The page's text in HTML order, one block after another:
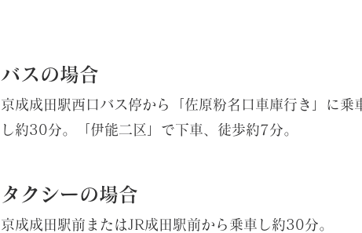
バスの場合
京成成田駅西口バス停から「佐原粉名口車庫行き」に乗
し約30分。「伊能二区」で下車、徒歩約7分。
タクシーの場合
京成成田駅前またはJR成田駅前から 乗車し約30分。